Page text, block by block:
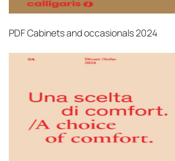
PDFCabinets and occasionals 2024